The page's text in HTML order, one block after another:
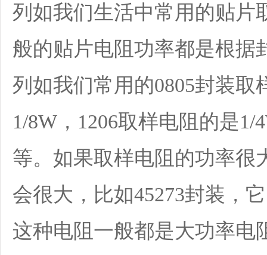
列如我们生活中常用的贴片
般的贴片电阻功率都是根据
列如我们常用的0805封装
1/8W，1206取样电阻的是1/
等。如果取样电阻的功率很
会很大，比如45273封装，
这种电阻一般都是大功率电